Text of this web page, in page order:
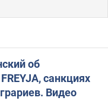
об
санкциях
Видео